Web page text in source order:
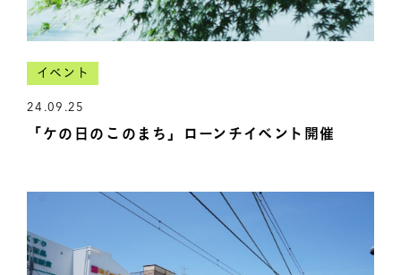
イベント
24.09.25
「ケの日のこのまち」ローンチイベント開催